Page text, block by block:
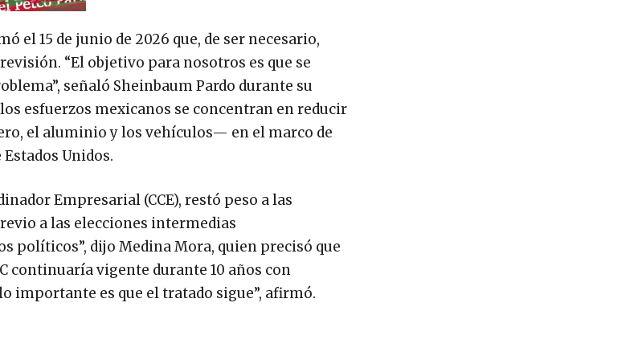
el 15 de junio de 2026 que, de ser necesario,
“El objetivo para nosotros es que se
señaló Sheinbaum Pardo durante su
esfuerzos mexicanos se concentran en reducir
el aluminio y los vehículos— en el marco de
Unidos.
Empresarial (CCE), restó peso a las
a las elecciones intermedias
políticos”, dijo Medina Mora, quien precisó que
continuaría vigente durante 10 años con
importante es que el tratado sigue”, afirmó.